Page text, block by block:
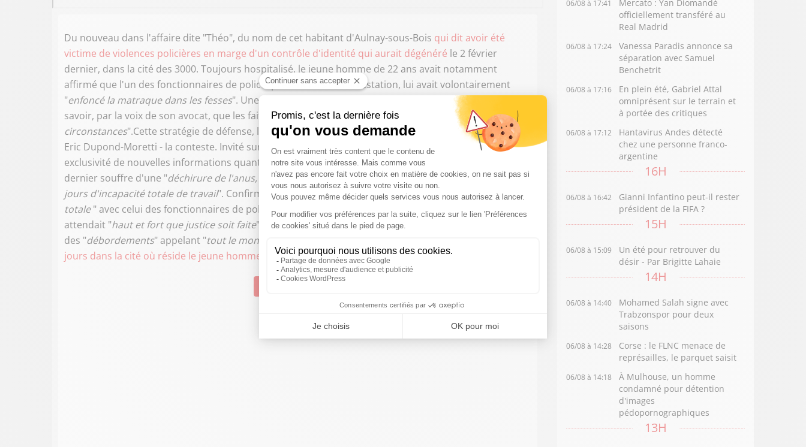
Du nouveau dans l'affaire dite "Théo", du nom de cet habitant d'Aulnay-sous-Bois qui dit avoir été
victime de violences policières en marge d'un contrôle d'identité qui aurait dégénéré le 2 février
dernier, dans la cité des 3000. Toujours hospitalisé, le jeune homme de 22 ans avait notamment
affirmé que l'un des fonctionnaires de police, présent lors de l'arrestation, lui avait volontairement
"enfoncé la matraque dans les fesses". Une version contestée par le policier incriminé qui avait fait
savoir, par la voix de son avocat, que les faits n'étaient qu'un "malheureux concours de
circonstances".Cette stratégie de défense, l'avocat de Théo - qui n'est autre que le ténor du barreau Me
Eric Dupond-Moretti - la conteste. Invité sur l'antenne de Sud Radio, le pénaliste nous a en effet livré en
exclusivité de nouvelles informations quant aux blessures qu'auraient infligé le policier à son client. Ce
dernier souffre d'une "déchirure de l'anus, du rectum et du colon", des blessures qui nécessitent " 60
jours d'incapacité totale de travail". Confirmant que le témoignage de Théo était en "contradiction
totale" avec celui des fonctionnaires de police, Me Dupond-Moretti a fait savoir que son client
attendait "haut et fort que justice soit faite". Et l'avocat de profiter de la tribune pour réclamer la fin
des "débordements" appelant "tout le monde au calme
jours dans la cité où réside le jeune homme
06/08 à 17:41
Mercato : Yan Diomandé
officiellement transféré au
Real Madrid
06/08 à 17:24
Vanessa Paradis annonce sa
séparation avec Samuel
Benchetrit
06/08 à 17:16
En plein été, Gabriel Attal
omniprésent sur le terrain et
à portée des critiques
06/08 à 17:12
Hantavirus Andes détecté
chez une personne franco-
argentine
16H
06/08 à 16:42
Gianni Infantino peut-il rester
président de la FIFA ?
15H
06/08 à 15:09
Un été pour retrouver du
désir - Par Brigitte Lahaie
14H
06/08 à 14:40
Mohamed Salah signe avec
Trabzonspor pour deux
saisons
06/08 à 14:28
Corse : le FLNC menace de
représailles, le parquet saisit
06/08 à 14:18
À Mulhouse, un homme
condamné pour détention
d'images
pédopornographiques
13H